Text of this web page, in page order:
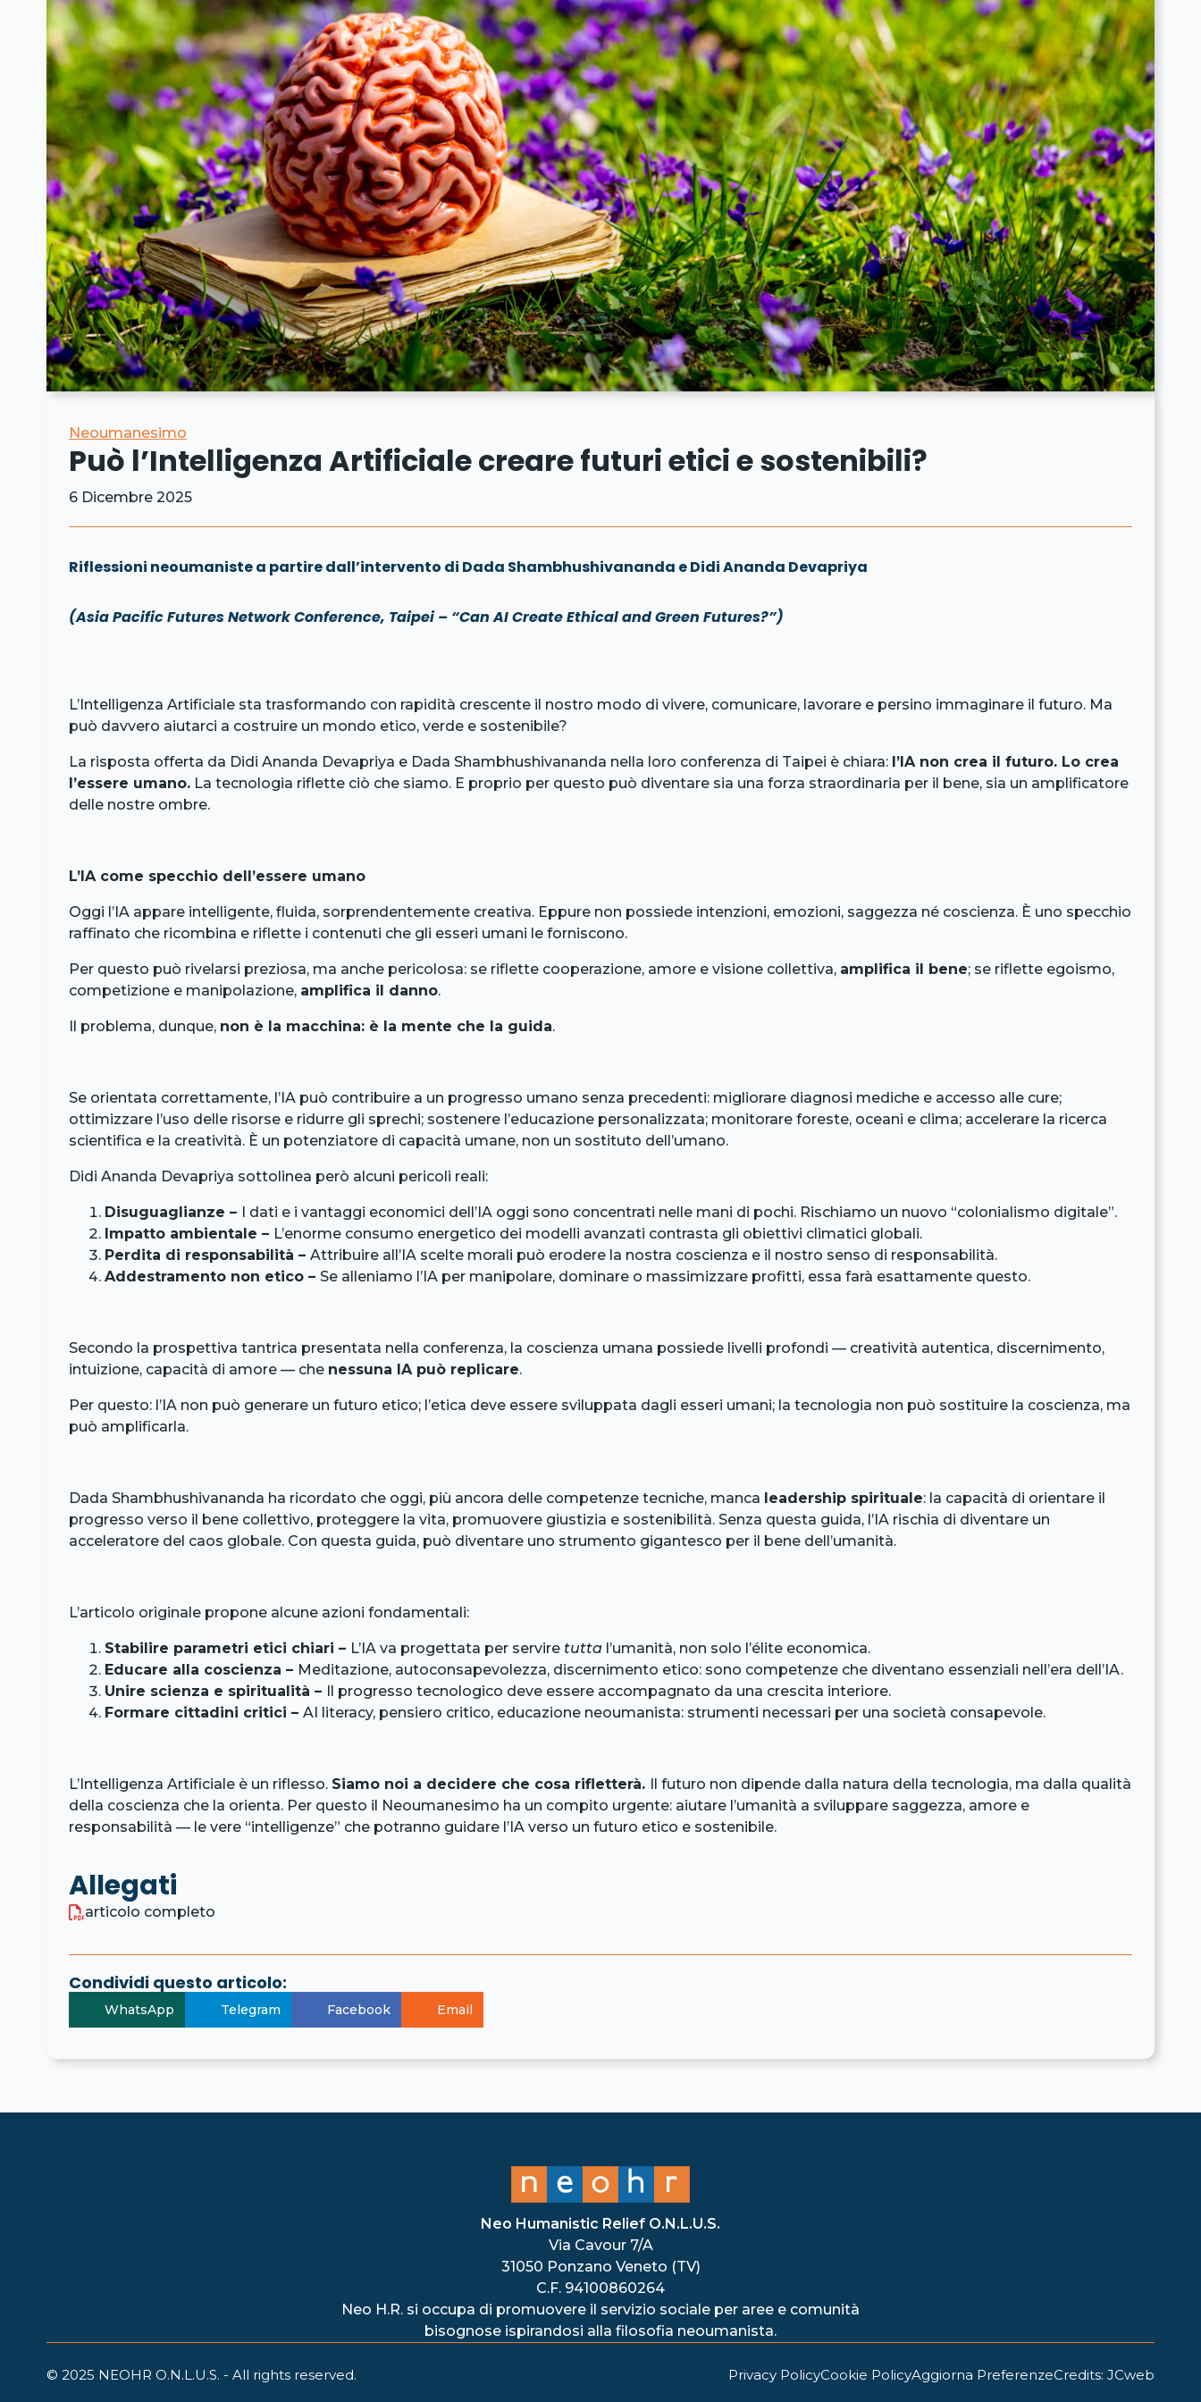
Neoumanesimo
Può l’Intelligenza Artificiale creare futuri etici e sostenibili?
6 Dicembre 2025
Riflessioni neoumaniste a partire dall’intervento di Dada Shambhushivananda e Didi Ananda Devapriya
(Asia Pacific Futures Network Conference, Taipei – “Can AI Create Ethical and Green Futures?”)
L’Intelligenza Artificiale sta trasformando con rapidità crescente il nostro modo di vivere, comunicare, lavorare e persino immaginare il futuro. Ma
può davvero aiutarci a costruire un mondo etico, verde e sostenibile?
La risposta offerta da Didi Ananda Devapriya e Dada Shambhushivananda nella loro conferenza di Taipei è chiara: l’IA non crea il futuro. Lo crea
l’essere umano. La tecnologia riflette ciò che siamo. E proprio per questo può diventare sia una forza straordinaria per il bene, sia un amplificatore
delle nostre ombre.
L’IA come specchio dell’essere umano
Oggi l’IA appare intelligente, fluida, sorprendentemente creativa. Eppure non possiede intenzioni, emozioni, saggezza né coscienza. È uno specchio
raffinato che ricombina e riflette i contenuti che gli esseri umani le forniscono.
Per questo può rivelarsi preziosa, ma anche pericolosa: se riflette cooperazione, amore e visione collettiva, amplifica il bene; se riflette egoismo,
competizione e manipolazione, amplifica il danno.
Il problema, dunque, non è la macchina: è la mente che la guida.
Se orientata correttamente, l’IA può contribuire a un progresso umano senza precedenti: migliorare diagnosi mediche e accesso alle cure;
ottimizzare l’uso delle risorse e ridurre gli sprechi; sostenere l’educazione personalizzata; monitorare foreste, oceani e clima; accelerare la ricerca
scientifica e la creatività. È un potenziatore di capacità umane, non un sostituto dell’umano.
Didi Ananda Devapriya sottolinea però alcuni pericoli reali:
Disuguaglianze –
I dati e i vantaggi economici dell’IA oggi sono concentrati nelle mani di pochi. Rischiamo un nuovo “colonialismo digitale”.
Impatto ambientale – L’enorme consumo energetico dei modelli avanzati contrasta gli obiettivi climatici globali.
Perdita di responsabilità – Attribuire all’IA scelte morali può erodere la nostra coscienza e il nostro senso di responsabilità.
Addestramento non etico – Se alleniamo l’IA per manipolare, dominare o massimizzare profitti, essa farà esattamente questo.
Secondo la prospettiva tantrica presentata nella conferenza, la coscienza umana possiede livelli profondi — creatività autentica, discernimento,
intuizione, capacità di amore — che nessuna IA può replicare.
Per questo: l’IA non può generare un futuro etico; l’etica deve essere sviluppata dagli esseri umani; la tecnologia non può sostituire la coscienza, ma
può amplificarla.
Dada Shambhushivananda ha ricordato che oggi, più ancora delle competenze tecniche, manca leadership spirituale: la capacità di orientare il
progresso verso il bene collettivo, proteggere la vita, promuovere giustizia e sostenibilità. Senza questa guida, l’IA rischia di diventare un
acceleratore del caos globale. Con questa guida, può diventare uno strumento gigantesco per il bene dell’umanità.
L’articolo originale propone alcune azioni fondamentali:
Stabilire parametri etici chiari – L’IA va progettata per servire tutta l’umanità, non solo l’élite economica.
Educare alla coscienza – Meditazione, autoconsapevolezza, discernimento etico: sono competenze che diventano essenziali nell’era dell’IA.
Unire scienza e spiritualità –
Il progresso tecnologico deve essere accompagnato da una crescita interiore.
Formare cittadini critici – AI literacy, pensiero critico, educazione neoumanista: strumenti necessari per una società consapevole.
L’Intelligenza Artificiale è un riflesso. Siamo noi a decidere che cosa rifletterà.
Il futuro non dipende dalla natura della tecnologia, ma dalla qualità
della coscienza che la orienta. Per questo il Neoumanesimo ha un compito urgente: aiutare l’umanità a sviluppare saggezza, amore e
responsabilità — le vere “intelligenze” che potranno guidare l’IA verso un futuro etico e sostenibile.
Allegati
articolo completo
Condividi questo articolo:
WhatsApp Telegram Facebook Email
Neo Humanistic Relief O.N.L.U.S.
Via Cavour 7/A
31050 Ponzano Veneto (TV)
C.F. 94100860264
Neo H.R. si occupa di promuovere il servizio sociale per aree e comunità
bisognose ispirandosi alla filosofia neoumanista.
© 2025 NEOHR O.N.L.U.S. - All rights reserved. Privacy PolicyCookie PolicyAggiorna PreferenzeCredits: JCweb